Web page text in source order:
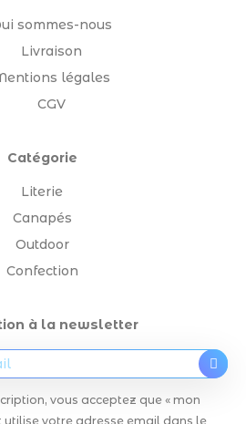
sommes-nous
Livraison
légales
CGV
Catégorie
Literie
Canapés
Outdoor
Confection
à la newsletter
vous acceptez que « mon
utilise votre adresse email dans le